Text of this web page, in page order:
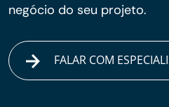
negócio do seu projeto.
FALAR COM